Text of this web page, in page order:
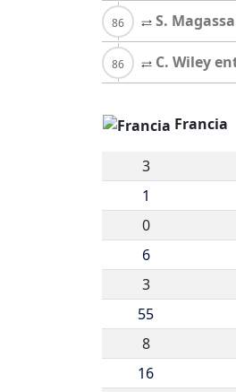
S.
C. Wiley
Francia
3
1
0
6
3
55
8
16